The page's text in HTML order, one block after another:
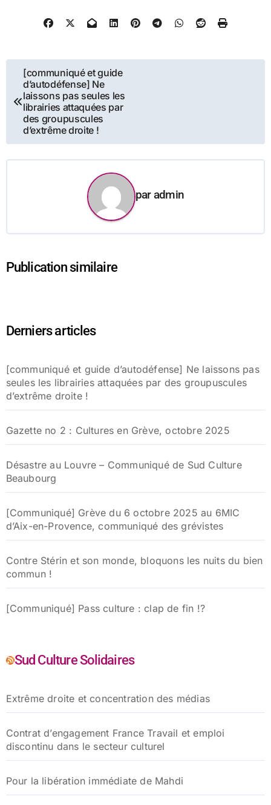
Navigation
l’article
[communiqué et guide
d’autodéfense] Ne
laissons pas seules les
librairies attaquées par
des groupuscules
d’extrême droite !
paradmin
Publication similaire
Derniers articles
[communiqué et guide d’autodéfense] Ne laissons pas
seules les librairies attaquées par des groupuscules
d’extrême droite !
Gazette no 2 : Cultures en Grève, octobre 2025
Désastre au Louvre – Communiqué de Sud Culture
Beaubourg
[Communiqué] Grève du 6 octobre 2025 au 6MIC
d’Aix-en-Provence, communiqué des grévistes
Contre Stérin et son monde, bloquons les nuits du bien
commun !
[Communiqué] Pass culture : clap de fin !?
Sud Culture Solidaires
Extrême droite et concentration des médias
Contrat d’engagement France Travail et emploi
discontinu dans le secteur culturel
Pour la libération immédiate de Mahdi